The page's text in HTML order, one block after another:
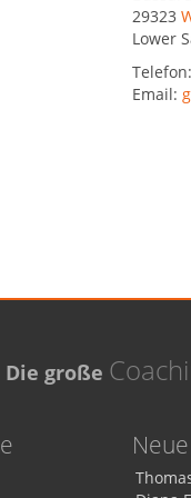
29323
Lower
Telefon:
Email:
Die große